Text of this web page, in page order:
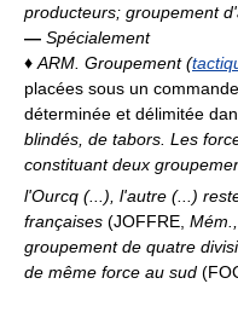
producteurs; groupement
— Spécialement
♦ ARM. Groupement (
placées sous un
déterminée et délimitée
blindés, de tabors. Les
constituant deux
l'Ourcq (...), l'autre (...)
françaises (JOFFRE, Mém.,
groupement de quatre
de même force au sud